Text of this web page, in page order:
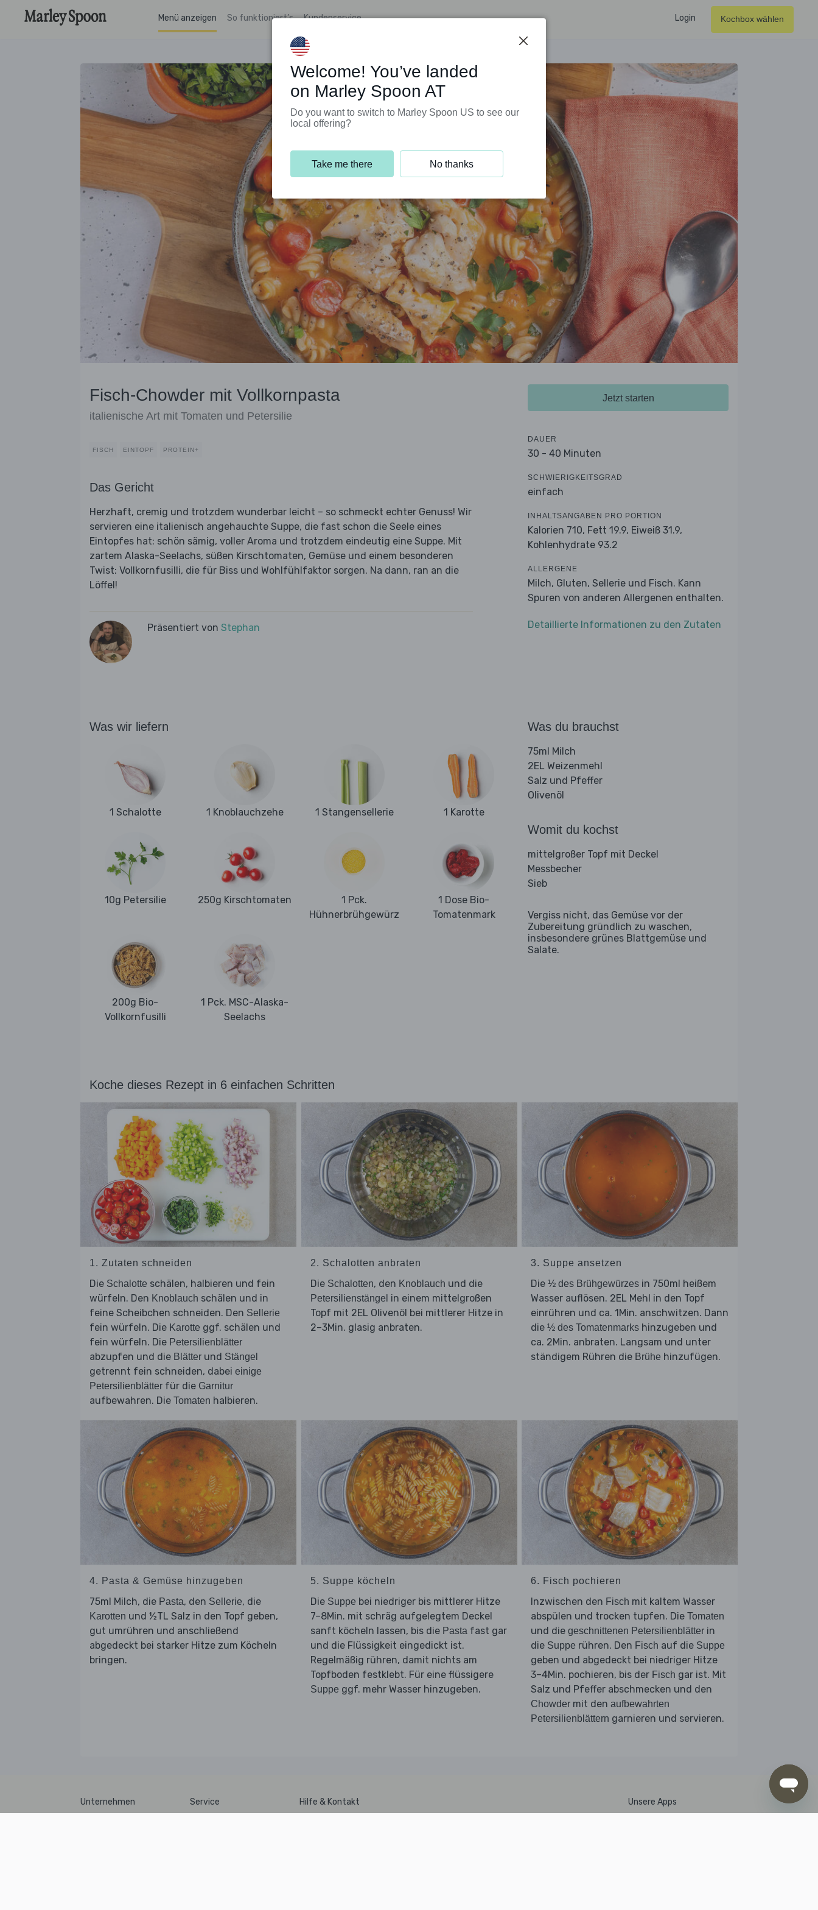
Menü anzeigen So funktioniert’s Kundenservice Login Kochbox wählen
Fisch-Chowder mit Vollkornpasta
italienische Art mit Tomaten und Petersilie
FISCH EINTOPF PROTEIN+
Das Gericht
Herzhaft, cremig und trotzdem wunderbar leicht – so schmeckt echter Genuss! Wir
servieren eine italienisch angehauchte Suppe, die fast schon die Seele eines
Eintopfes hat: schön sämig, voller Aroma und trotzdem eindeutig eine Suppe. Mit
zartem Alaska-Seelachs, süßen Kirschtomaten, Gemüse und einem besonderen
Twist: Vollkornfusilli, die für Biss und Wohlfühlfaktor sorgen. Na dann, ran an die
Löffel!
Präsentiert von Stephan
Jetzt starten
DAUER
30 - 40 Minuten
SCHWIERIGKEITSGRAD
einfach
INHALTSANGABEN PRO PORTION
Kalorien 710, Fett 19.9, Eiweiß 31.9,
Kohlenhydrate 93.2
ALLERGENE
Milch, Gluten, Sellerie und Fisch. Kann
Spuren von anderen Allergenen enthalten.
Detaillierte Informationen zu den Zutaten
Was wir liefern
1 Schalotte 1 Knoblauchzehe 1 Stangensellerie 1 Karotte
10g Petersilie 250g Kirschtomaten
1 Pck.
Hühnerbrühgewürz
1 Dose Bio-
Tomatenmark
200g Bio-
Vollkornfusilli
1 Pck. MSC-Alaska-
Seelachs
Was du brauchst
75ml Milch
2EL Weizenmehl
Salz und Pfeffer
Olivenöl
Womit du kochst
mittelgroßer Topf mit Deckel
Messbecher
Sieb
Vergiss nicht, das Gemüse vor der
Zubereitung gründlich zu waschen,
insbesondere grünes Blattgemüse und
Salate.
Koche dieses Rezept in 6 einfachen Schritten
1. Zutaten schneiden
Die Schalotte schälen, halbieren und fein
würfeln. Den Knoblauch schälen und in
feine Scheibchen schneiden. Den Sellerie
fein würfeln. Die Karotte ggf. schälen und
fein würfeln. Die Petersilienblätter
abzupfen und die Blätter und Stängel
getrennt fein schneiden, dabei einige
Petersilienblätter für die Garnitur
aufbewahren. Die Tomaten halbieren.
2. Schalotten anbraten
Die Schalotten, den Knoblauch und die
Petersilienstängel in einem mittelgroßen
Topf mit 2EL Olivenöl bei mittlerer Hitze in
2–3Min. glasig anbraten.
3. Suppe ansetzen
Die ½ des Brühgewürzes in 750ml heißem
Wasser auflösen. 2EL Mehl in den Topf
einrühren und ca. 1Min. anschwitzen. Dann
die ½ des Tomatenmarks hinzugeben und
ca. 2Min. anbraten. Langsam und unter
ständigem Rühren die Brühe hinzufügen.
4. Pasta & Gemüse hinzugeben
75ml Milch, die Pasta, den Sellerie, die
Karotten und ½TL Salz in den Topf geben,
gut umrühren und anschließend
abgedeckt bei starker Hitze zum Köcheln
bringen.
5. Suppe köcheln
Die Suppe bei niedriger bis mittlerer Hitze
7–8Min. mit schräg aufgelegtem Deckel
sanft köcheln lassen, bis die Pasta fast gar
und die Flüssigkeit eingedickt ist.
Regelmäßig rühren, damit nichts am
Topfboden festklebt. Für eine flüssigere
Suppe ggf. mehr Wasser hinzugeben.
6. Fisch pochieren
Inzwischen den Fisch mit kaltem Wasser
abspülen und trocken tupfen. Die Tomaten
und die geschnittenen Petersilienblätter in
die Suppe rühren. Den Fisch auf die Suppe
geben und abgedeckt bei niedriger Hitze
3–4Min. pochieren, bis der Fisch gar ist. Mit
Salz und Pfeffer abschmecken und den
Chowder mit den aufbewahrten
Petersilienblättern garnieren und servieren.
Unternehmen Service Hilfe & Kontakt Unsere Apps
Welcome! You’ve landed
on Marley Spoon AT
Do you want to switch to Marley Spoon US to see our
local offering?
Take me there No thanks